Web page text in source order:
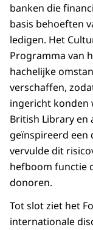
banken die
basis behoeften
ledigen. Het
Programma van
hachelijke
verschaffen,
ingericht konden
British Library
geïnspireerd een
vervulde dit
hefboom functie
donoren.
Tot slot ziet het
internationale